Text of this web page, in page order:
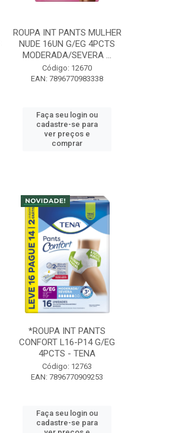
ROUPA INT PANTS MULHER
NUDE 16UN G/EG 4PCTS
MODERADA/SEVERA ...
Código: 12670
EAN: 7896770983338
Faça seu login ou
cadastre-se para
ver preços e
comprar
*ROUPA INT PANTS
CONFORT L16-P14 G/EG
4PCTS - TENA
Código: 12763
EAN: 7896770909253
Faça seu login ou
cadastre-se para